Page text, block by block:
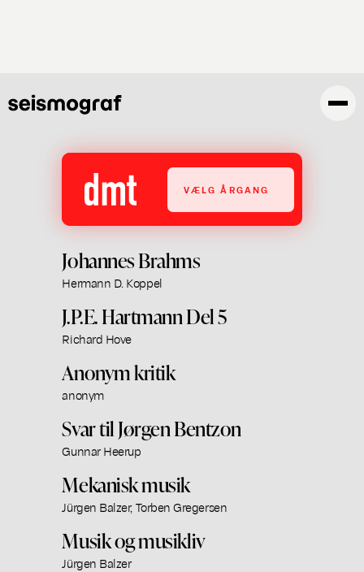
VÆLG ÅRGANG
Johannes Brahms
Hermann D. Koppel
J.P.E. Hartmann Del 5
Richard Hove
Anonym kritik
anonym
Svar til Jørgen Bentzon
Gunnar Heerup
Mekanisk musik
Jürgen Balzer, Torben Gregersen
Musik og musikliv
Jürgen Balzer